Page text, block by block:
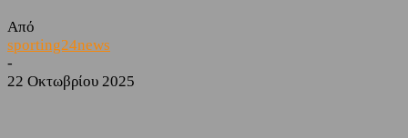
Από
sporting24news
-
22 Οκτωβρίου 2025